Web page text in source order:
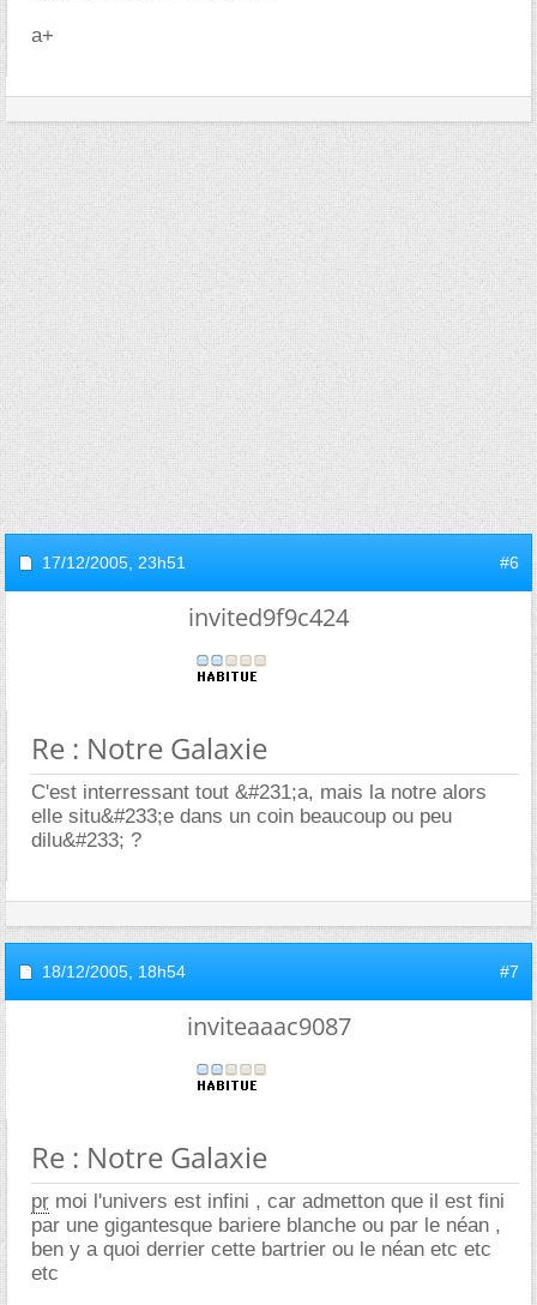
a+
17/12/2005, 23h51 #6
invited9f9c424
Re : Notre Galaxie
C'est interressant tout &#231;a, mais la notre alors
elle situ&#233;e dans un coin beaucoup ou peu
dilu&#233; ?
18/12/2005, 18h54 #7
inviteaaac9087
Re : Notre Galaxie
pr moi l'univers est infini , car admetton que il est fini
par une gigantesque bariere blanche ou par le néan ,
ben y a quoi derrier cette bartrier ou le néan etc etc
etc